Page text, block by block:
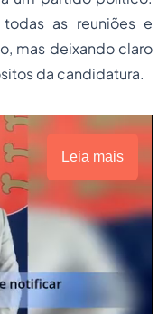
as reuniões e
mas deixando claro
da candidatura.
Leia mais